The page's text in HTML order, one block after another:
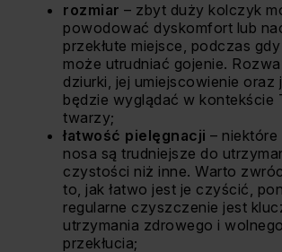
rozmiar – zbyt duży kolczyk
powodować dyskomfort lub
przekłute miejsce, podczas
może utrudniać gojenie.
dziurki, jej umiejscowienie oraz
będzie wyglądać w kontekście
twarzy;
łatwość pielęgnacji –
nosa są trudniejsze do
czystości niż inne. Warto
to, jak łatwo jest je czyścić,
regularne czyszczenie jest
utrzymania zdrowego i
przekłucia;